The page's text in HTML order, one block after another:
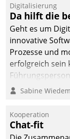
Digitalisierung
Da hilft die
Geht es um
innovative
Prozesse und
erfolgreich sein
verändern und
Sabine
Kooperation
Chat-fit